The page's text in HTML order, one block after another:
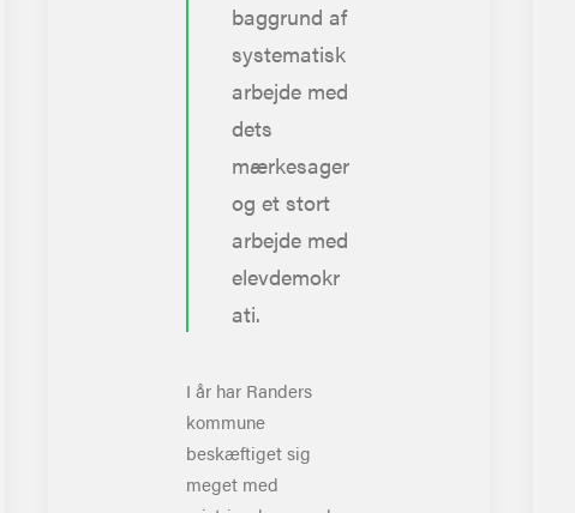
baggrund af
systematisk
arbejde med
dets
mærkesager
og et stort
arbejde med
elevdemokr
ati.
I år har Randers
kommune
beskæftiget sig
meget med